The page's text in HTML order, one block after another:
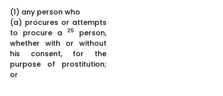
(1) any person who
(a) procures or attempts
to procure a
25
person,
whether with or without
his consent, for the
purpose of prostitution;
or